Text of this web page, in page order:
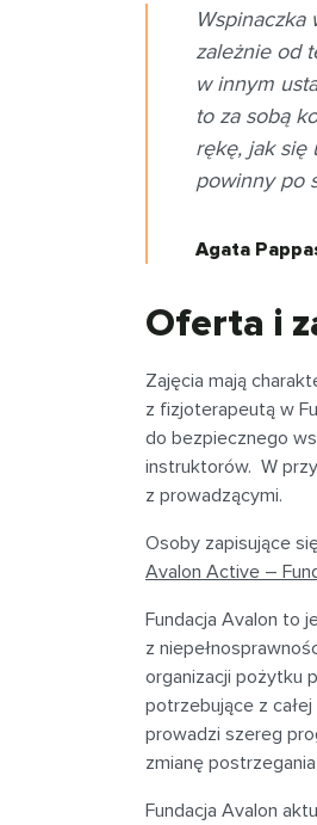
zależnie od
w innym
to za sobą
rękę, jak się
powinny po
Agata
Oferta i
Zajęcia mają
z fizjoterapeutą w
do bezpiecznego
instruktorów. W
z prowadzącymi.
Osoby zapisujące
Avalon Active –
Fundacja Avalon to
z
organizacji pożytku
potrzebujące z
prowadzi szereg
zmianę
Fundacja Avalon